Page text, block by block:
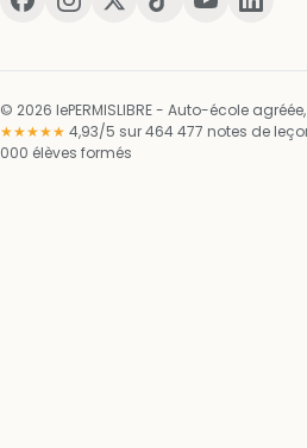
© 2026 lePERMISLIBRE - Auto-école
★★★★★ 4,93/5 sur 464 477 notes de
000 élèves formés